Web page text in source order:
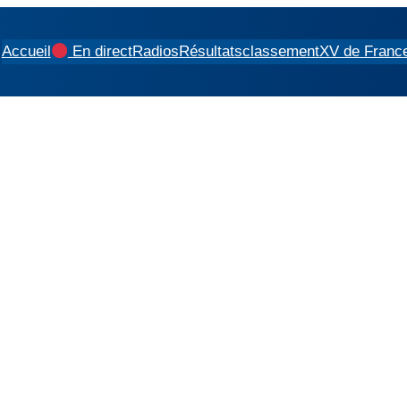
Accueil En directRadiosRésultatsclassementXV de